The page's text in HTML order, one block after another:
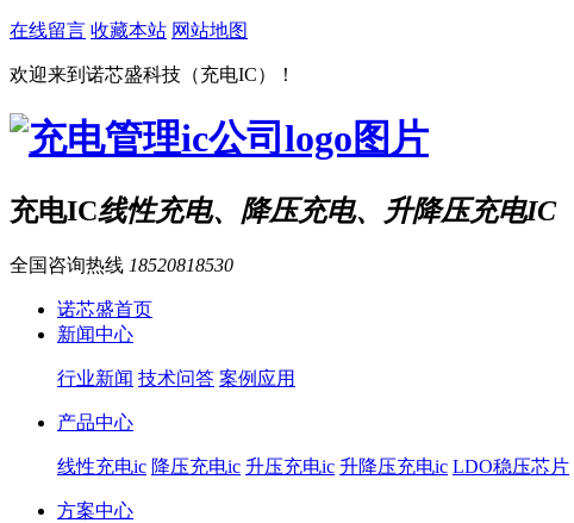
在线留言 收藏本站 网站地图
欢迎来到诺芯盛科技（充电IC）！
充电IC线性充电、降压充电、升降压充电IC
全国咨询热线 18520818530
诺芯盛首页
新闻中心
行业新闻 技术问答 案例应用
产品中心
线性充电ic 降压充电ic 升压充电ic 升降压充电ic LDO稳压芯片
方案中心